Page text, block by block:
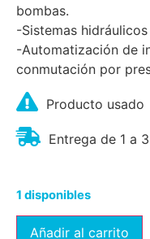
bombas.
-Sistemas
-Automatización de
conmutación por
Producto usado
Entrega de 1 a
1 disponibles
Añadir al carrito